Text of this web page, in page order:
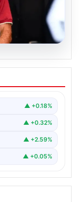
Göztepe
önemli mücadele,
▲ +0.18%
▲ +0.32%
▲ +2.59%
▲ +0.05%